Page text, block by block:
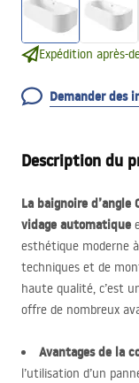
Expédition après-
Demander des
Description du
La baignoire
vidage automatique
esthétique moderne
techniques et de
haute qualité, c’est
offre de nombreux
Avantages de la
l’utilisation d’un